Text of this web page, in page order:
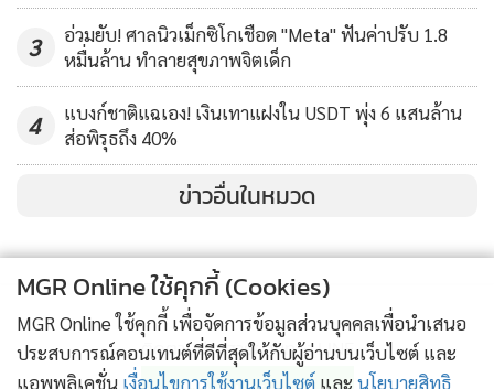
กะทันหัน
อย่างไรก็ตาม นักลงทุนกำลังมองหาโอกาสในตลาด altcoin
ตัวอย่างเช่น ผลิตภัณฑ์ของ Solana มีการไหลเข้าอย่างต่อเนื่อง
รวมเป็นมูลค่า 4.6 ล้านดอลลาร์ในสัปดาห์นี้ ดูเหมือนว่าจะไม่ได้
รับผลกระทบจากราคาที่สร้างความวิตกกังวลในช่วงที่ผ่านมา
ตามรายงานของ CoinShares โทเค็น SOL ของ Solana ลดลง
ลง 12% และ ETH ลดลง 5% ในช่วงเวลาเดียวกัน
3
อ่วมยับ! ศาลนิวเม็กซิโกเชือด "Meta" ฟันค่าปรับ 1.8
หมื่นล้าน ทำลายสุขภาพจิตเด็ก
4
แบงก์ชาติแฉเอง! เงินเทาแฝงใน USDT พุ่ง 6 แสนล้าน
ส่อพิรุธถึง 40%
ข่าวอื่นในหมวด
ติดตามข่าวสารผ่านทาง LINE
MGR Online ใช้คุกกี้ (Cookies)
MGR Online ใช้คุกกี้ เพื่อจัดการข้อมูลส่วนบุคคลเพื่อนำเสนอ
ประสบการณ์คอนเทนต์ที่ดีที่สุดให้กับผู้อ่านบนเว็บไซต์ และ
แอพพลิเคชั่น เงื่อนไขการใช้งานเว็บไซต์ และ นโยบายสิทธิ